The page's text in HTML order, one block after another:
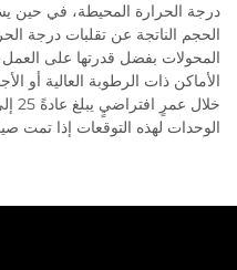
درجة الحرارة المحيطة، في حين
الحجم الناتجة عن تقلبات درجة
المحولات بفضل قدرتها على
الأماكن ذات الرطوبة العالية أو
الوحدات لهذه التوقعات إذا تمت